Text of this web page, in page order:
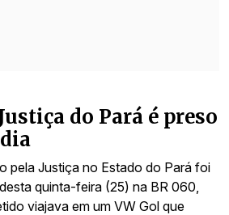
do Pará é preso
pela Justiça no Estado do Pará foi
quinta-feira (25) na BR 060,
viajava em um VW Gol que